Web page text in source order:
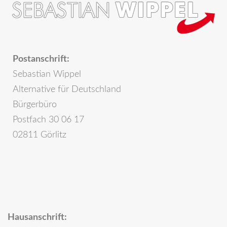
Postanschrift:
Sebastian Wippel
Alternative für Deutschland
Bürgerbüro
Postfach 30 06 17
02811 Görlitz
Hausanschrift: